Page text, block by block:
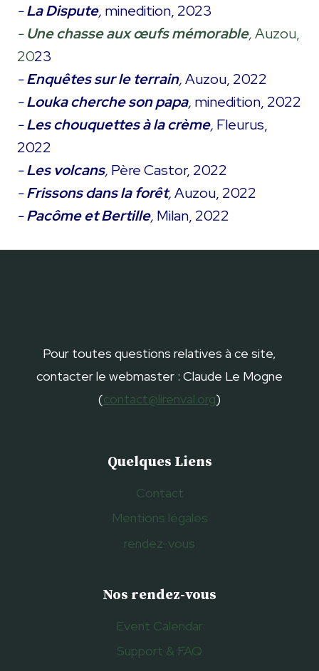
-La Dispute, minedition, 2023
-Une chasse aux œufs mémorable,Auzou,
2023
-Enquêtes sur le terrain,Auzou, 2022
-Louka cherche son papa, minedition, 2022
-Les chouquettes à la crème, Fleurus,
2022
-Les volcans, Père Castor, 2022
-Frissons dans la forêt,Auzou, 2022
-Pacôme et Bertille, Milan, 2022
Pour toutes questions relatives à ce site,
contacter le webmaster : Claude Le Mogne
(contact@lirenval.org)
Quelques Liens
Contact
Mentions légales
rendez-vous
Nos rendez-vous
Event Calendar
Support & FAQ